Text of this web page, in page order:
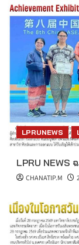
LPRUNEWS
LPRU
CHANATIP.M